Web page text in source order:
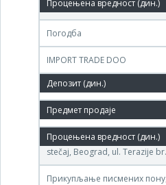
( DRINA METAL ) kod stečajnog
Погодба
IMPORT TRADE DOO
4,600,000 РСД
30.мар.2012.
(DRINA-METAL )Agencija za
stečaj, Beograd, ul. Terazije
Прикупљање писмених